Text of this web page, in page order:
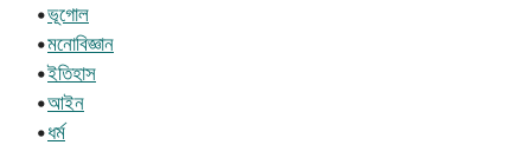
•ভূগোল
•মনোবিজ্ঞান
•ইতিহাস
•আইন
•ধর্ম